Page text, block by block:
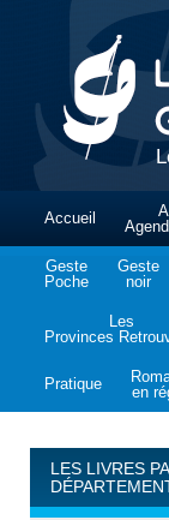
Accueil
Geste
Poche
Geste
noir
Les
Provinces
Pratique
en
LES LIVRES